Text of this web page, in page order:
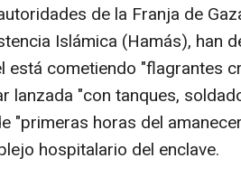
de la Franja de
Islámica (Hamás), han
está cometiendo "flagrantes
lanzada "con tanques,
"primeras horas del
hospitalario del enclave.